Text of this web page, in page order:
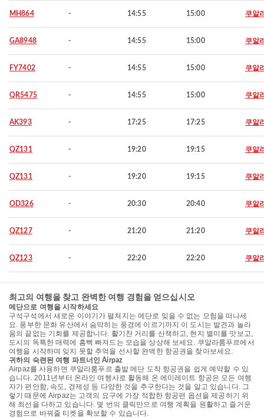
MH864 - 14:55 15:00 쿠알
GA8948 - 14:55 15:00 쿠알
FY7402 - 14:55 15:00 쿠알
QR5475 - 14:55 15:00 쿠알
AK393 - 17:25 17:25 쿠알
QZ131 - 19:20 19:15 쿠알
QZ131 - 19:20 19:15 쿠알
OD326 - 20:30 20:40 쿠알
QZ127 - 21:20 21:20 쿠알
QZ123 - 22:20 22:20 쿠알
최고의 여행을 찾고 완벽한 여행 경험을 얻으십시오
메단으로 여행을 시작하세요
구석구석에서 새로운 이야기가 펼쳐지는 메단로 잊을 수 없는 모험을 떠나세
요. 풍부한 문화 유산에서 숨막히는 풍경에 이르기까지 이 도시는 발견과 놀라
움의 끝없는 기회를 제공합니다. 활기찬 거리를 산책하고, 현지 별미를 맛보고,
도시의 독특한 매력에 흠뻑 빠져드는 모습을 상상해 보세요. 쿠알라룸푸르에서
여행을 시작하며 잊지 못할 추억을 선사할 완벽한 항공권을 찾아보세요.
귀하의 숙련된 여행 파트너인 Airpaz
Airpaz를 사용하면 쿠알라룸푸르 출발 메단 도착 항공권을 쉽게 예약할 수 있
습니다. 2011년부터 온라인 여행사로 활동해 온 에미레이트 항공은 모든 여행
자가 편안함, 속도, 경제성 등 다양한 것을 추구한다는 것을 알고 있습니다. 그
렇기 때문에 Airpaz는 고객의 요구에 가장 적합한 항공편 옵션을 제공하기 위
해 최선을 다하고 있습니다. 몇 번의 클릭만으로 여행 계획을 원활하고 즐거운
경험으로 바꿔줄 티켓을 확보할 수 있습니다.